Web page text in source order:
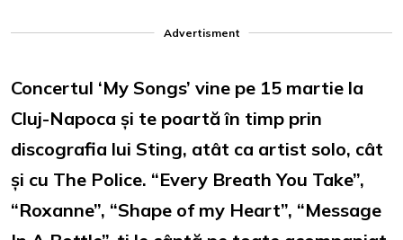
Advertisment
Concertul ‘My Songs’ vine pe 15 martie la
Cluj-Napoca și te poartă în timp prin
discografia lui Sting, atât ca artist solo, cât
și cu The Police. “Every Breath You Take”,
“Roxanne”, “Shape of my Heart”, “Message